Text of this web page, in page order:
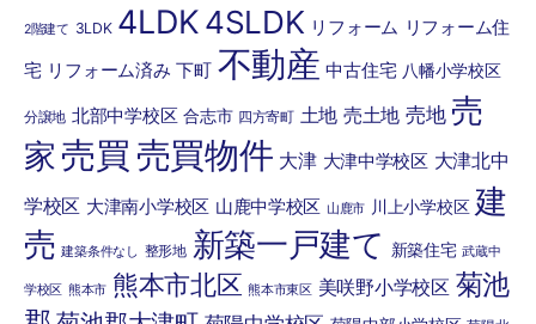
2階建て 3LDK 4LDK4SLDK リフォーム リフォーム住
宅 リフォーム済み 下町 不動産 中古住宅 八幡小学校区
分譲地 北部中学校区 合志市 四方寄町 土地 売土地 売地 売
家 売買 売買物件 大津 大津中学校区 大津北中
学校区 大津南小学校区 山鹿中学校区 山鹿市 川上小学校区 建
売 建築条件なし 整形地 新築一戸建て 新築住宅 武蔵中
学校区 熊本市 熊本市北区 熊本市東区 美咲野小学校区 菊池